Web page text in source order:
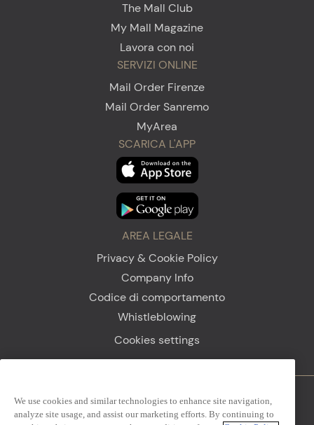
The Mall Club
My Mall Magazine
Lavora con noi
SERVIZI ONLINE
Mail Order Firenze
Mail Order Sanremo
MyArea
SCARICA L'APP
AREA LEGALE
Privacy & Cookie Policy
Company Info
Codice di comportamento
Whistleblowing
Cookies settings
Firenze Sanremo
We use cookies and similar technologies to enhance site navigation,
analyze site usage, and assist our marketing efforts. By continuing to